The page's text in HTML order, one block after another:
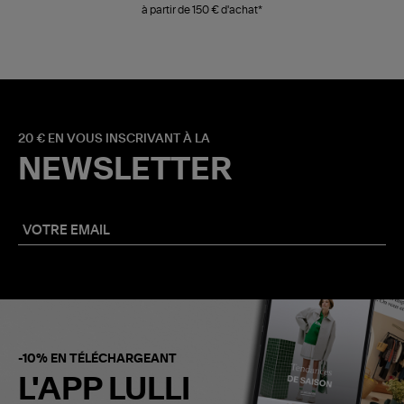
à partir de 150 € d'achat*
20 € EN VOUS INSCRIVANT À LA
NEWSLETTER
-10% EN TÉLÉCHARGEANT
L'APP LULLI